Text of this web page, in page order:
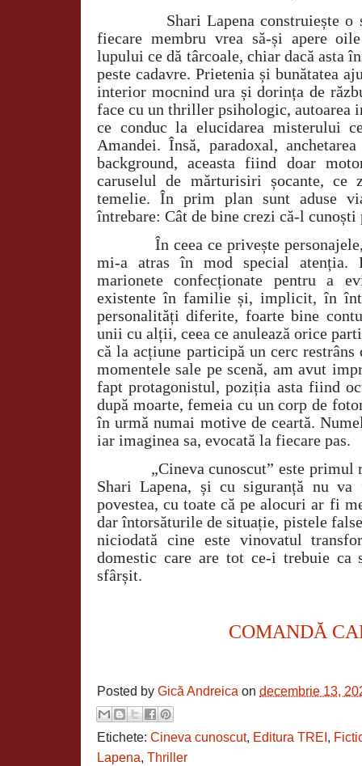
Shari Lapena construiește
fiecare membru vrea să-și apere
lupului ce dă târcoale, chiar dacă asta
peste cadavre. Prietenia și bunătatea
interior mocnind ura și dorința de
face cu un thriller psihologic, autoarea
ce conduc la elucidarea misterului
Amandei. Însă, paradoxal,
background, aceasta fiind doar
caruselul de mărturisiri șocante, ce
temelie. În prim plan sunt aduse
întrebare: Cât de bine crezi că-l cunoști
În ceea ce privește
mi-a atras în mod special
marionete confecționate pentru a
existente în familie și, implicit, în
personalități diferite, foarte bine
unii cu alții, ceea ce anulează orice
că la acțiune participă un cerc restrâns
momentele sale pe scenă, am avut
fapt protagonistul, poziția asta fiind
după moarte, femeia cu un corp de
în urmă numai motive de ceartă.
iar imaginea sa, evocată la fiecare pas.
„Cineva cunoscut” este primul
Shari Lapena, și cu siguranță nu
povestea, cu toate că pe alocuri ar fi
dar întorsăturile de situație, pistele
niciodată cine este vinovatul
domestic care are tot ce-i trebuie
sfârșit.
COMANDĂ
Posted by Gică Andreica on decembrie 13,
Etichete: Cineva cunoscut, Editura TREI ,
Lapena, Thriller